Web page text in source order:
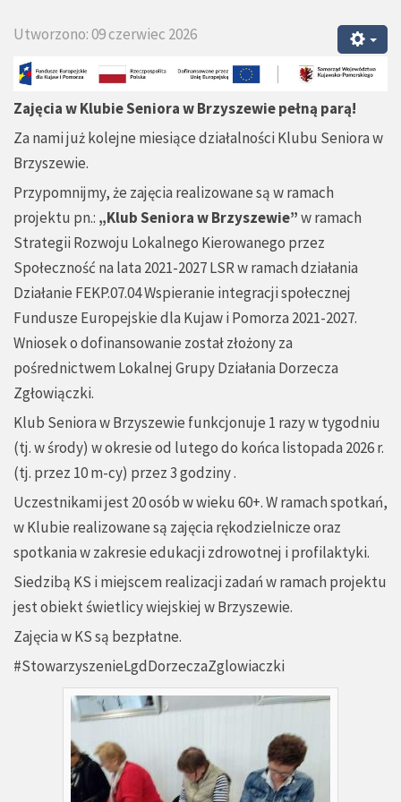
Utworzono: 09 czerwiec 2026
Zajęcia w Klubie Seniora w Brzyszewie pełną parą!
Za nami już kolejne miesiące działalności Klubu Seniora w
Brzyszewie.
Przypomnijmy, że zajęcia realizowane są w ramach
projektu pn.: „Klub Seniora w Brzyszewie”w ramach
Strategii Rozwoju Lokalnego Kierowanego przez
Społeczność na lata 2021-2027 LSR w ramach działania
Działanie FEKP.07.04 Wspieranie integracji społecznej
Fundusze Europejskie dla Kujaw i Pomorza 2021-2027.
Wniosek o dofinansowanie został złożony za
pośrednictwem Lokalnej Grupy Działania Dorzecza
Zgłowiączki.
Klub Seniora w Brzyszewie funkcjonuje 1 razy w tygodniu
(tj. w środy) w okresie od lutego do końca listopada 2026 r.
(tj. przez 10 m-cy) przez 3 godziny .
Uczestnikami jest 20 osób w wieku 60+. W ramach spotkań,
w Klubie realizowane są zajęcia rękodzielnicze oraz
spotkania w zakresie edukacji zdrowotnej i profilaktyki.
Siedzibą KS i miejscem realizacji zadań w ramach projektu
jest obiekt świetlicy wiejskiej w Brzyszewie.
Zajęcia w KS są bezpłatne.
#StowarzyszenieLgdDorzeczaZglowiaczki